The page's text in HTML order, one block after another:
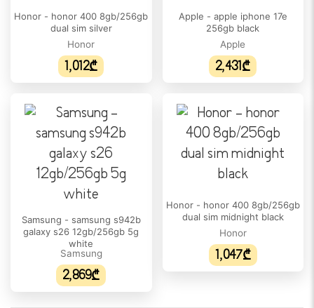
HDR მხარდაჭერა:
ეკრანის ფორმატი:
ეკრანის დაცვა:
Ceramic Shield 2
დიაგონალი:
6.3"
გარჩევადობა:
პიქსელი თითოეულ ინჩზე:
ეკრანის ტიპი:
Honor - honor 400 8gb/256gb
dual sim silver
Honor
1,012₾
Apple - apple iphone 17e
256gb black
Apple
2,431₾
Samsung - samsung s942b
galaxy s26 12gb/256gb 5g
white
Samsung
2,869₾
Honor - honor 400 8gb/256gb
dual sim midnight black
Honor
1,047₾